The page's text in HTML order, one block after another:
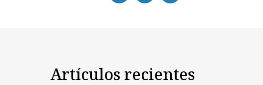
Artículos recientes